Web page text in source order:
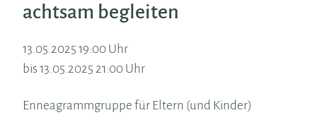
achtsam begleiten
13.05.2025 19:00 Uhr
bis 13.05.2025 21:00 Uhr
Enneagrammgruppe für Eltern (und Kinder)